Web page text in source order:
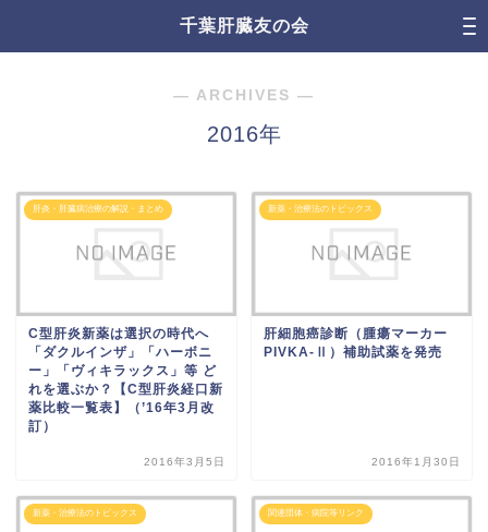
千葉肝臓友の会
― ARCHIVES ―
2016年
肝炎・肝臓病治療の解説・まとめ
C型肝炎新薬は選択の時代へ
「ダクルインザ」「ハーボニ
ー」「ヴィキラックス」等 ど
れを選ぶか？【C型肝炎経口新
薬比較一覧表】（’16年3月改
訂）
2016年3月5日
新薬・治療法のトピックス
肝細胞癌診断（腫瘍マーカー
PIVKA-Ⅱ）補助試薬を発売
2016年1月30日
新薬・治療法のトピックス 関連団体・病院等リンク